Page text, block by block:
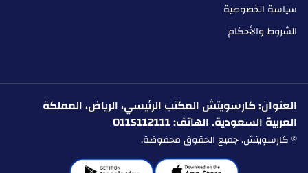
سياسة الخصوصية
الشروط والأحكام
العنوان: كارسويتش المكتب الرئيسي، الرياض، المملكة
العربية السعودية. الهاتف: 0115112111
© كارسويتش. جميع الحقوق محفوظة.